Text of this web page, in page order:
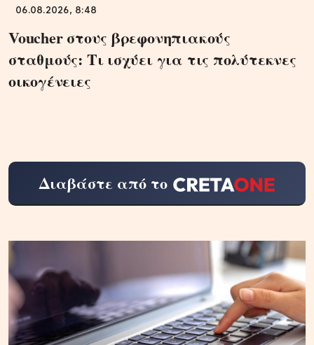
06.08.2026, 8:48
Voucher στους βρεφονηπιακούς
σταθμούς: Τι ισχύει για τις πολύτεκνες
οικογένειες
Διαβάστε από το